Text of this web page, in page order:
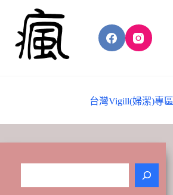
content
台灣Vigill(婦潔)專區